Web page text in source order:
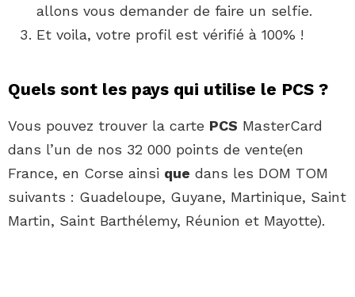
allons vous demander de faire un selfie.
Et voila, votre profil est vérifié à 100% !
Quels sont les pays qui utilise le PCS ?
Vous pouvez trouver la carte PCS MasterCard
dans l’un de nos 32 000 points de vente(en
France, en Corse ainsi que dans les DOM TOM
suivants : Guadeloupe, Guyane, Martinique, Saint
Martin, Saint Barthélemy, Réunion et Mayotte).